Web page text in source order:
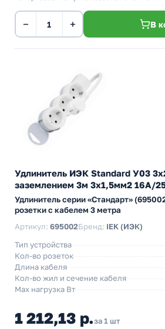
− + В
Удлинитель ИЭК Standard У03
заземлением 3м 3х1,5мм2 16А/
Удлинитель серии «Стандарт»
розетки с кабелем 3 метра
Артикул: 695002Бренд: IEK (ИЭК)
Тип устройства
Кол-во розеток
Длина кабеля
Кол-во жил и сечение кабеля
Max нагрузка Вт
1 212,13 р.за 1 шт